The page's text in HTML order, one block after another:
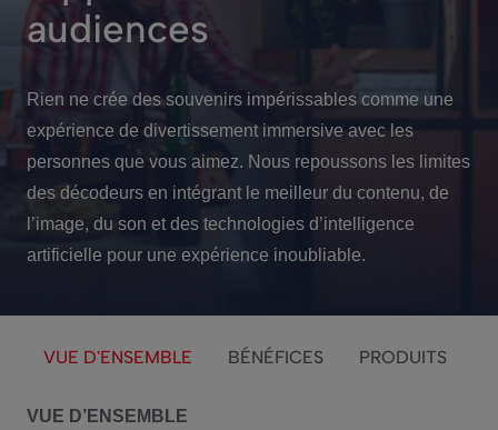
audiences
Rien ne crée des souvenirs impérissables comme une
expérience de divertissement immersive avec les
personnes que vous aimez. Nous repoussons les limites
des décodeurs en intégrant le meilleur du contenu, de
l’image, du son et des technologies d’intelligence
artificielle pour une expérience inoubliable.
VUE D'ENSEMBLE BÉNÉFICES PRODUITS
VUE D’ENSEMBLE